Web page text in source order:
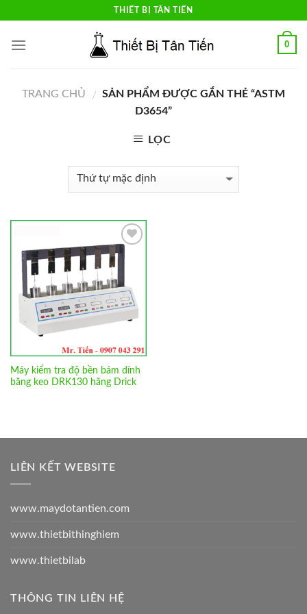
content
THIẾT BỊ TÂN TIẾN
0
TRANG CHỦ / SẢN PHẨM ĐƯỢC GẮN THẺ “ASTM
D3654”
LỌC
Add to
Wishlist
Máy kiểm tra độ bền bám dính
băng keo DRK130 hãng Drick
LIÊN KẾT WEBSITE
www.maydotantien.com
www.thietbithinghiem
www.thietbilab
THÔNG TIN LIÊN HỆ